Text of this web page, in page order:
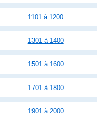
1101 à 1200
1301 à 1400
1501 à 1600
1701 à 1800
1901 à 2000